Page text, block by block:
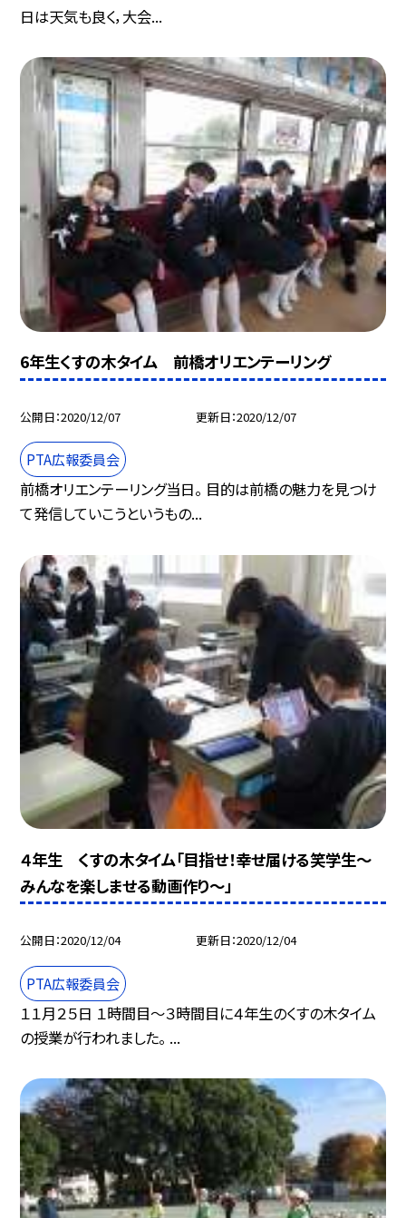
日は天気も良く，大会...
6年生くすの木タイム 前橋オリエンテーリング
公開日 2020/12/07 更新日 2020/12/07
PTA広報委員会
前橋オリエンテーリング当日。 目的は前橋の魅力を見つけ
て発信していこうというもの...
４年生 くすの木タイム「目指せ！幸せ届ける笑学生〜
みんなを楽しませる動画作り〜」
公開日 2020/12/04 更新日 2020/12/04
PTA広報委員会
１１月２５日 １時間目〜３時間目に４年生のくすの木タイム
の授業が行われました。 ...